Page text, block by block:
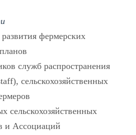
фермерских
служб распространения
сельскохозяйственных
сельскохозяйственных
и Ассоциаций